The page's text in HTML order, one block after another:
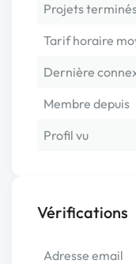
Projets
Tarif horaire
Dernière
Membre depuis
Profil vu
Vérifications
Adresse email